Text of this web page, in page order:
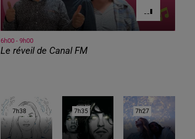
6h00 - 9h00
Le réveil de Canal FM
7h38
7h38 7h35
7h35 7h27
7h27